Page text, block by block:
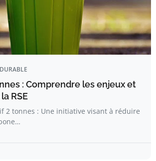
: Comprendre les enjeux et
RSE
2 tonnes : Une initiative visant à réduire